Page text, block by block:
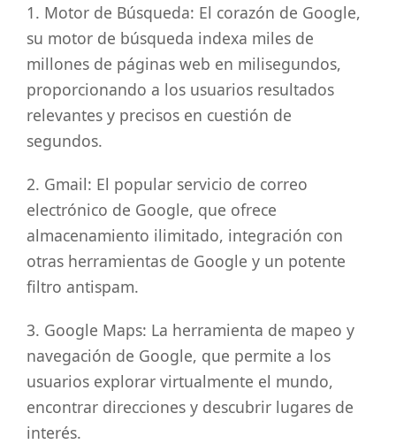
1. Motor de Búsqueda: El corazón de Google,
su motor de búsqueda indexa miles de
millones de páginas web en milisegundos,
proporcionando a los usuarios resultados
relevantes y precisos en cuestión de
segundos.
2. Gmail: El popular servicio de correo
electrónico de Google, que ofrece
almacenamiento ilimitado, integración con
otras herramientas de Google y un potente
filtro antispam.
3. Google Maps: La herramienta de mapeo y
navegación de Google, que permite a los
usuarios explorar virtualmente el mundo,
encontrar direcciones y descubrir lugares de
interés.